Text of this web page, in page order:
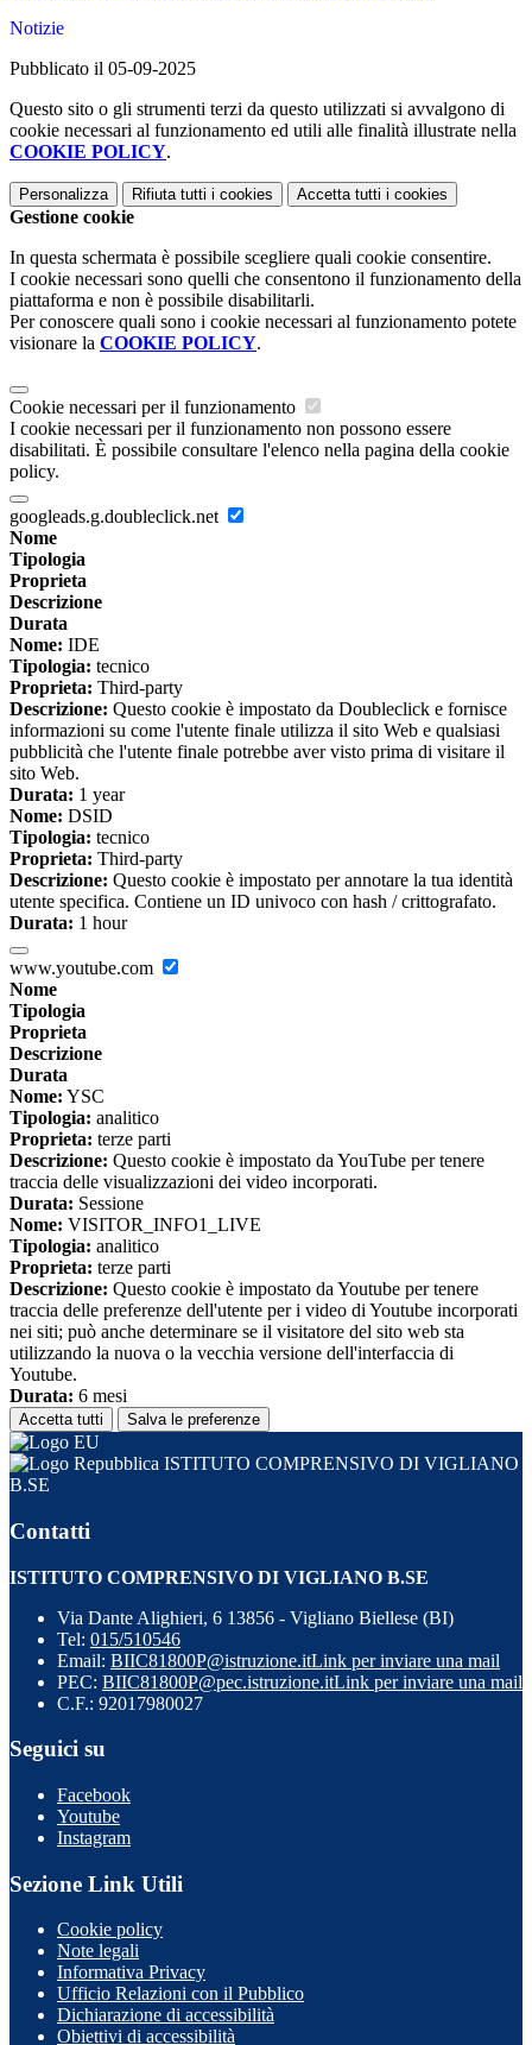
Notizie
Pubblicato il 05-09-2025
Questo sito o gli strumenti terzi da questo utilizzati si avvalgono di
cookie necessari al funzionamento ed utili alle finalità illustrate nella
COOKIE POLICY.
Personalizza Rifiuta tutti i cookies Accetta tutti i cookies
Gestione cookie
In questa schermata è possibile scegliere quali cookie consentire.
I cookie necessari sono quelli che consentono il funzionamento della
piattaforma e non è possibile disabilitarli.
Per conoscere quali sono i cookie necessari al funzionamento potete
visionare la COOKIE POLICY.
Cookie necessari per il funzionamento
I cookie necessari per il funzionamento non possono essere
disabilitati. È possibile consultare l'elenco nella pagina della cookie
policy.
googleads.g.doubleclick.net
Nome
Tipologia
Proprieta
Descrizione
Durata
Nome: IDE
Tipologia: tecnico
Proprieta: Third-party
Descrizione: Questo cookie è impostato da Doubleclick e fornisce
informazioni su come l'utente finale utilizza il sito Web e qualsiasi
pubblicità che l'utente finale potrebbe aver visto prima di visitare il
sito Web.
Durata: 1 year
Nome: DSID
Tipologia: tecnico
Proprieta: Third-party
Descrizione: Questo cookie è impostato per annotare la tua identità
utente specifica. Contiene un ID univoco con hash / crittografato.
Durata: 1 hour
www.youtube.com
Nome
Tipologia
Proprieta
Descrizione
Durata
Nome: YSC
Tipologia: analitico
Proprieta: terze parti
Descrizione: Questo cookie è impostato da YouTube per tenere
traccia delle visualizzazioni dei video incorporati.
Durata: Sessione
Nome: VISITOR_INFO1_LIVE
Tipologia: analitico
Proprieta: terze parti
Descrizione: Questo cookie è impostato da Youtube per tenere
traccia delle preferenze dell'utente per i video di Youtube incorporati
nei siti; può anche determinare se il visitatore del sito web sta
utilizzando la nuova o la vecchia versione dell'interfaccia di
Youtube.
Durata: 6 mesi
Accetta tutti Salva le preferenze
ISTITUTO COMPRENSIVO DI VIGLIANO
B.SE
Contatti
ISTITUTO COMPRENSIVO DI VIGLIANO B.SE
Via Dante Alighieri, 6 13856 - Vigliano Biellese (BI)
Tel: 015/510546
Email: BIIC81800P@istruzione.itLink per inviare una mail
PEC: BIIC81800P@pec.istruzione.itLink per inviare una mail
C.F.: 92017980027
Seguici su
Facebook
Youtube
Instagram
Sezione Link Utili
Cookie policy
Note legali
Informativa Privacy
Ufficio Relazioni con il Pubblico
Dichiarazione di accessibilità
Obiettivi di accessibilità